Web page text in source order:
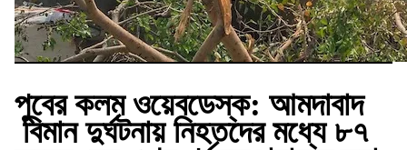
পুবের কলম ওয়েবডেস্ক: আমদাবাদ
বিমান দুর্ঘটনায় নিহতদের মধ্যে ৮৭